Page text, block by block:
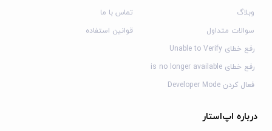
وبلاگ
سوالات متداول
رفع خطای Unable to Verify
رفع خطای is no longer available
فعال کردن Developer Mode
تماس با ما
قوانین استفاده
درباره اپ‌استار